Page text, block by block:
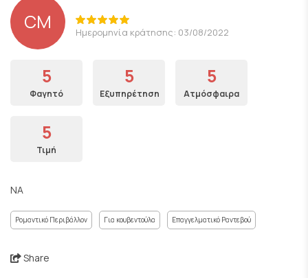
CM Ημερομηνία κράτησης: 03/08/2022
5
Φαγητό
5
Εξυπηρέτηση
5
Ατμόσφαιρα
5
Τιμή
NA
Ρομαντικό Περιβάλλον Για κουβεντούλα Επαγγελματικό Ραντεβού
Share